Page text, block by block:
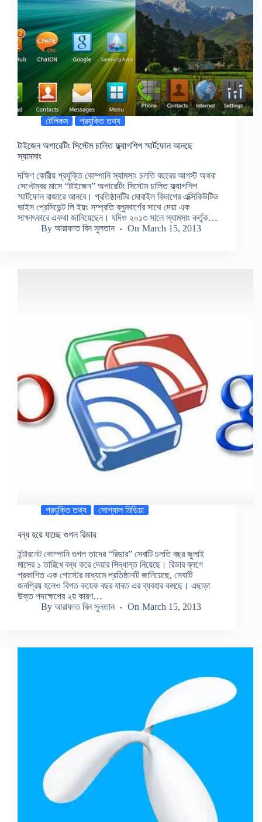
টেলিকম প্রযুক্তি তথ্য
টাইজেন অপারেটিং সিস্টেম চালিত ফ্ল্যাগশিপ স্মার্টফোন আনছে
স্যামসাং
দক্ষিণ কোরীয় প্রযুক্তি কোম্পানি স্যামসাং চলতি বছরের আগস্ট অথবা
সেপ্টেম্বর মাসে “টাইজেন” অপারেটিং সিস্টেম চালিত ফ্ল্যাগশিপ
স্মার্টফোন বাজারে আনবে। প্রতিষ্ঠানটির মোবাইল বিভাগের এক্সিকিউটিভ
ভাইস প্রেসিডেন্ট লি ইয়ং সম্প্রতি ব্লুমবার্গের সাথে দেয়া এক
সাক্ষাৎকারে একথা জানিয়েছেন। যদিও ২০১৩ সালে স্যামসাং কর্তৃক…
By আরাফাত বিন সুলতান On March 15, 2013
প্রযুক্তি তথ্য সোশ্যাল মিডিয়া
বন্ধ হয়ে যাচ্ছে গুগল রিডার
ইন্টারনেট কোম্পানি গুগল তাদের “রিডার” সেবাটি চলতি বছর জুলাই
মাসের ১ তারিখে বন্ধ করে দেয়ার সিদ্ধান্ত নিয়েছে। রিডার ব্লগে
প্রকাশিত এক পোস্টের মাধ্যমে প্রতিষ্ঠানটি জানিয়েছে, সেবাটি
জনপ্রিয় হলেও বিগত কয়েক বছর যাবত এর ব্যবহার কমছে। এছাড়া
উক্ত পদক্ষেপের ২য় কারণ…
By আরাফাত বিন সুলতান On March 15, 2013